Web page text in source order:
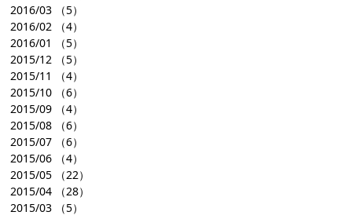
2016/03 （5）
2016/02 （4）
2016/01
（5）
2015/12 （5）
2015/11
（4）
2015/10 （6）
2015/09 （4）
2015/08 （6）
2015/07 （6）
2015/06 （4）
2015/05 （22）
2015/04 （28）
2015/03 （5）